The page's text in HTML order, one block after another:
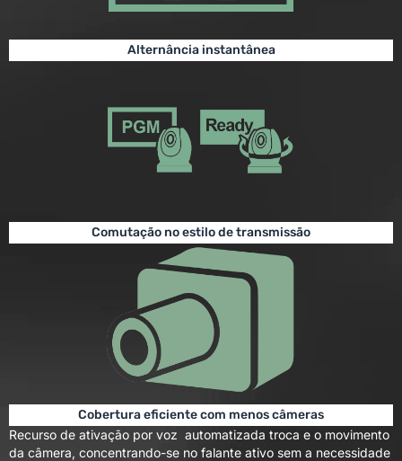
Alternância instantânea
Comutação no estilo de transmissão
Cobertura eficiente com menos câmeras
Recurso de ativação por voz automatizada troca e o movimento
da câmera, concentrando-se no falante ativo sem a necessidade